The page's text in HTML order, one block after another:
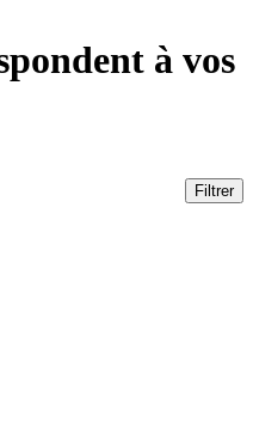
à vos
Filtrer